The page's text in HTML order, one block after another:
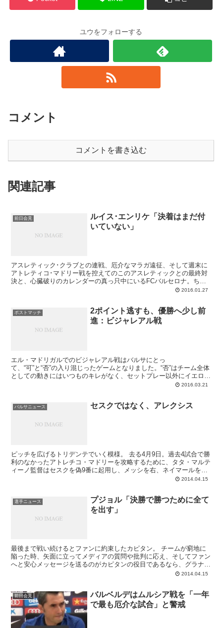
ユウをフォローする
コメント
コメントを書き込む
関連記事
前日会見
ルイス･エンリケ「決着はまだ付
いていない」
アスレティック･クラブとの連戦、厄介なマラガ遠征、そして週末に
アトレティコ･マドリー戦を控えてのこのアスレティックとの最終対
決と、心臓破りのカレンダーの真っ只中にいるFCバルセロナ。ちょ
うど10日前のリーグ戦にて、バルサはビルバオを6-0で破っています
いでしょう。サン･マメスでの第一戦を1-2で先勝したとはいえ、油断
をすればひっくり返されて不思議のないスコアですし、バスクチーム
が激しい試合を行ってくることに微塵の疑いもありません。ルーチョ
チームはトリデンテが復活する一方で、中盤の主力たちが熱を出して
2016.01.27
ポストマッチ
2ポイント逃すも、優勝へ少し前
進：ビジャレアル戦
エル・マドリガルでのビジャレアル戦はバルサにとっ
て、“可”と“否”の入り混じったゲームとなりました。“否”はチーム全体
としての動きにはいつものキレがなく、セットプレー以外にイエロー
サブマリンの守備網を破ったのは数えるほどだったこと。前半を0-2
き出してしまいました。今季アトレティコ、白組、セビージャとリー
にはいかないのですが、それでも冴えない試合でした。
2016.03.21
バルサニュース セスクではなく、アレクシス
ピッチを広げるトリデンテでいく模様。 去る4月9日。過去4試合で勝
利のなかったアトレチコ・マドリーを攻略するために、タタ・マルテ
ィーノ監督はセスクを偽9番に起用し、メッシを右、ネイマールを左
2014.04.15
選手ニュース
プジョル「決勝で勝つために全て
を出す」
最後まで戦い続けるとファンに約束したカピタン。 チームが窮地に
陥った時、矢面に立ってメディアの質問や批判に応え、そしてファン
へと安心メッセージを送るのがカピタンの役目であるなら、グラナダ
戦終了後にただ一人ミックスゾーンに現れ、かつ深夜のカ...2014.04.15
前日会見
バルベルデはムルシア戦を「一年
で最も厄介な試合」と警戒